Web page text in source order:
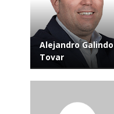
Alejandro Galindo
Tovar